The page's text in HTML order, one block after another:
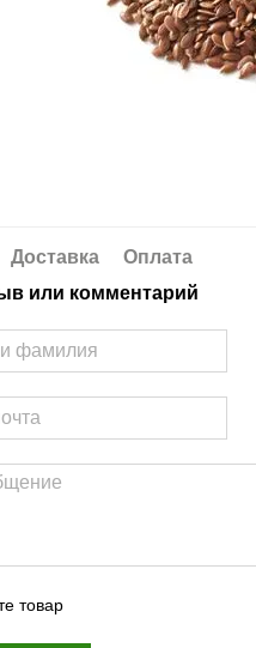
Доставка
Оплата
или комментарий
товар